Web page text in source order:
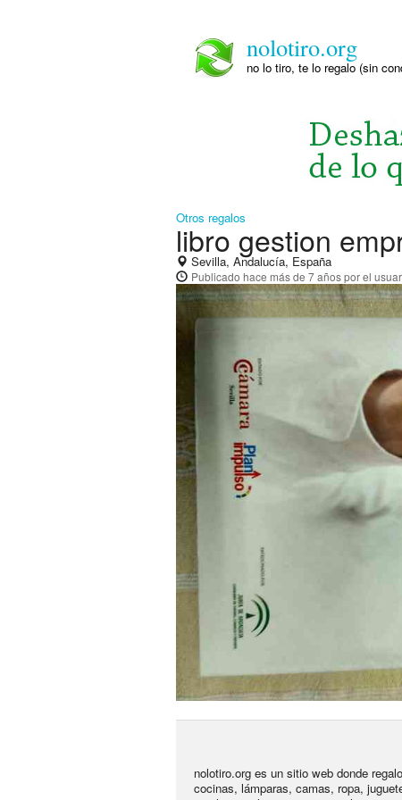
nolotiro.org
no lo tiro, te lo regalo (sin
Otros regalos
libro gestion
Sevilla, Andalucía, España
Publicado hace más de 7 añospor el
nolotiro.org es un sitio web donde
cocinas, lámparas, camas, ropa,